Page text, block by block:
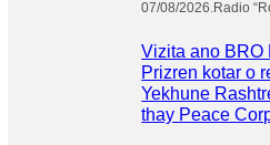
07/08/2026.Radio
Vizita ano BRO
Prizren kotar o
Yekhune
thay Peace